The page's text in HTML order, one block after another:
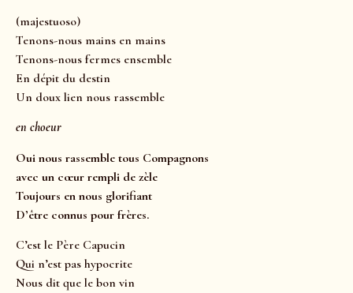
(majestuoso)
Tenons-nous mains en mains
Tenons-nous fermes ensemble
En dépit du destin
Un doux lien nous rassemble
en choeur
Oui nous rassemble tous Compagnons
avec un cœur rempli de zèle
Toujours en nous glorifiant
D’être connus pour frères.
C’est le Père Capucin
Qui n’est pas hypocrite
Nous dit que le bon vin